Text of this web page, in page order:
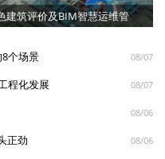
建筑评价及BIM智慧运维管
个场景 08/07
程化发展 08/07
08/06
正劲 08/06